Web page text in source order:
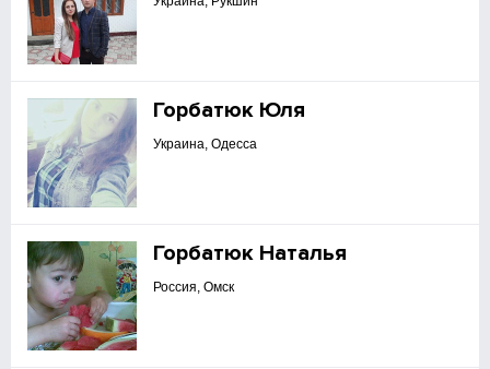
Горбатюк Юля
Украина, Одесса
Горбатюк Наталья
Россия, Омск